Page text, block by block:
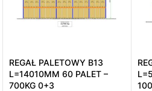
REGAŁ PALETOWY B13
L=14010MM 60 PALET –
700KG 0+3